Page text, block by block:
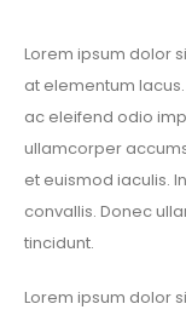
Lorem ipsum dolor
at elementum
ac eleifend odio
ullamcorper
et euismod iaculis.
convallis. Donec
tincidunt.
Lorem ipsum dolor